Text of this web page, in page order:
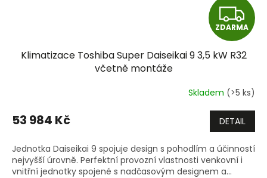
Z
D
A
R
M
A
ZDARMA
Klimatizace Toshiba Super Daiseikai 9 3,5 kW R32
včetně montáže
Skladem (>5 ks)
53 984 Kč DETAIL
Jednotka Daiseikai 9 spojuje design s pohodlím a účinností
nejvyšší úrovně. Perfektní provozní vlastnosti venkovní i
vnitřní jednotky spojené s nadčasovým designem a...